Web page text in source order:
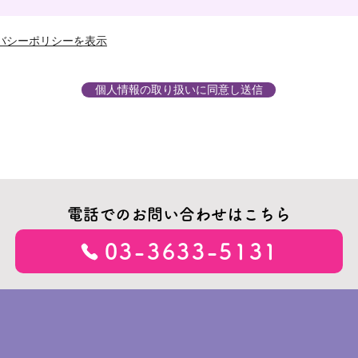
シーポリシーを表示
個人情報の取り扱いに同意し送信
電話でのお問い合わせはこちら
03-3633-5131